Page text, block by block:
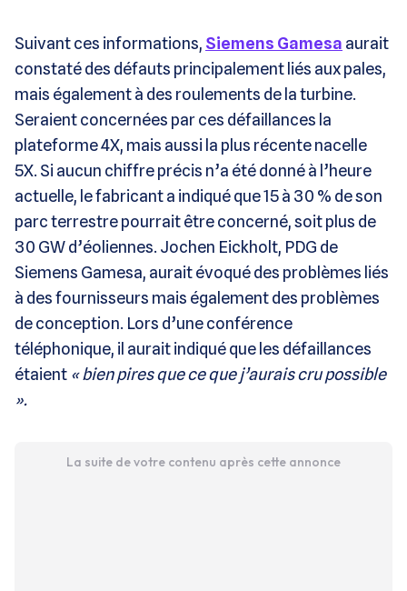
Suivant ces informations, Siemens Gamesa aurait
constaté des défauts principalement liés aux pales,
mais également à des roulements de la turbine.
Seraient concernées par ces défaillances la
plateforme 4X, mais aussi la plus récente nacelle
5X. Si aucun chiffre précis n’a été donné à l’heure
actuelle, le fabricant a indiqué que 15 à 30 % de son
parc terrestre pourrait être concerné, soit plus de
30 GW d’éoliennes. Jochen Eickholt, PDG de
Siemens Gamesa, aurait évoqué des problèmes liés
à des fournisseurs mais également des problèmes
de conception. Lors d’une conférence
téléphonique, il aurait indiqué que les défaillances
étaient « bien pires que ce que j’aurais cru possible
».
La suite de votre contenu après cette annonce